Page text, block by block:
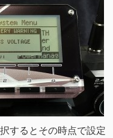
するとその時点で設定